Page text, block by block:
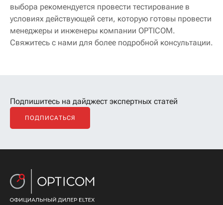
выбора рекомендуется провести тестирование в
условиях действующей сети, которую готовы провести
менеджеры и инженеры компании OPTICOM.
Свяжитесь с нами для более подробной консультации.
Подпишитесь на дайджест экспертных статей
ПОДПИСАТЬСЯ